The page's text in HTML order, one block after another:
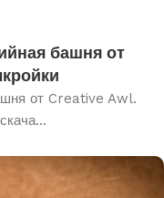
башня от
от Creative Awl.